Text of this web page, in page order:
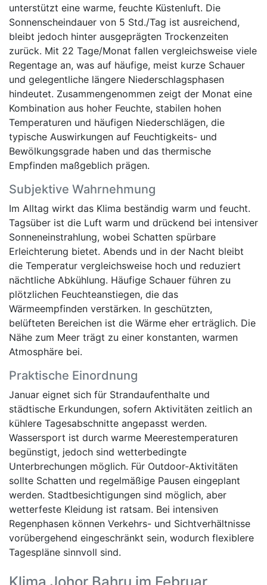
unterstützt eine warme, feuchte Küstenluft. Die
Sonnenscheindauer von 5 Std./Tag ist ausreichend,
bleibt jedoch hinter ausgeprägten Trockenzeiten
zurück. Mit 22 Tage/Monat fallen vergleichsweise viele
Regentage an, was auf häufige, meist kurze Schauer
und gelegentliche längere Niederschlagsphasen
hindeutet. Zusammengenommen zeigt der Monat eine
Kombination aus hoher Feuchte, stabilen hohen
Temperaturen und häufigen Niederschlägen, die
typische Auswirkungen auf Feuchtigkeits- und
Bewölkungsgrade haben und das thermische
Empfinden maßgeblich prägen.
Subjektive Wahrnehmung
Im Alltag wirkt das Klima beständig warm und feucht.
Tagsüber ist die Luft warm und drückend bei intensiver
Sonneneinstrahlung, wobei Schatten spürbare
Erleichterung bietet. Abends und in der Nacht bleibt
die Temperatur vergleichsweise hoch und reduziert
nächtliche Abkühlung. Häufige Schauer führen zu
plötzlichen Feuchteanstiegen, die das
Wärmeempfinden verstärken. In geschützten,
belüfteten Bereichen ist die Wärme eher erträglich. Die
Nähe zum Meer trägt zu einer konstanten, warmen
Atmosphäre bei.
Praktische Einordnung
Januar eignet sich für Strandaufenthalte und
städtische Erkundungen, sofern Aktivitäten zeitlich an
kühlere Tagesabschnitte angepasst werden.
Wassersport ist durch warme Meerestemperaturen
begünstigt, jedoch sind wetterbedingte
Unterbrechungen möglich. Für Outdoor-Aktivitäten
sollte Schatten und regelmäßige Pausen eingeplant
werden. Stadtbesichtigungen sind möglich, aber
wetterfeste Kleidung ist ratsam. Bei intensiven
Regenphasen können Verkehrs- und Sichtverhältnisse
vorübergehend eingeschränkt sein, wodurch flexiblere
Tagespläne sinnvoll sind.
Klima Johor Bahru im Februar